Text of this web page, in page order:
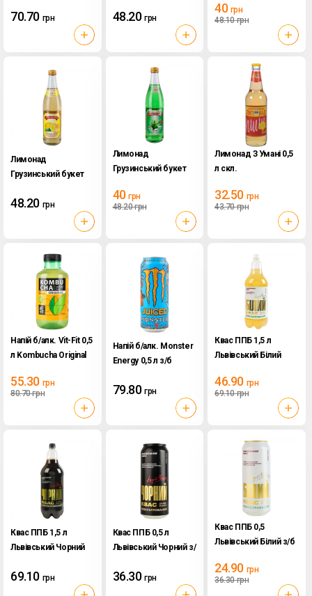
70.70 грн 48.20 грн
40 грн
48.10грн
Лимонад
Грузинський букет
48.20 грн
Лимонад
Грузинський букет
40 грн
48.20грн
Лимонад З Умані 0,5
л скл.
32.50 грн
43.70грн
Напій б/алк. Vit-Fit 0,5
л Kombucha Original
55.30 грн
80.70грн
Напій б/алк. Monster
Energy 0,5 л з/б
79.80 грн
Квас ППБ 1,5 л
Львівський Білий
46.90 грн
69.10грн
Квас ППБ 1,5 л
Львівський Чорний
69.10 грн
Квас ППБ 0,5 л
Львівський Чорний з/
36.30 грн
Квас ППБ 0,5
Львівський Білий з/б
24.90 грн
36.30грн